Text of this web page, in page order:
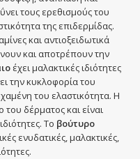
τους ερεθισμούς του
της επιδερμίδας.
και αντιοξειδωτικά
και αποτρέπουν την
έχει μαλακτικές ιδιότητες
την κυκλοφορία του
του ελαστικότητα. Η
δέρματος και είναι
Το βούτυρο
ενυδατικές, μαλακτικές,